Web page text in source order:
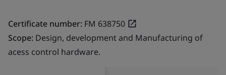
Certificate number: FM 638750
Scope: Design, development and Manufacturing of
acess control hardware.